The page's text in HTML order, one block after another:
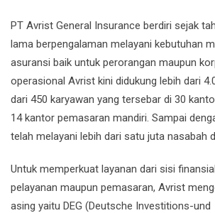
PT Avrist General Insurance berdiri sejak
lama berpengalaman melayani kebutuhan
asuransi baik untuk perorangan maupun
operasional Avrist kini didukung lebih dari
dari 450 karyawan yang tersebar di 30
14 kantor pemasaran mandiri. Sampai
telah melayani lebih dari satu juta nasabah
Untuk memperkuat layanan dari sisi
pelayanan maupun pemasaran, Avrist
asing yaitu DEG (Deutsche Investitions-und